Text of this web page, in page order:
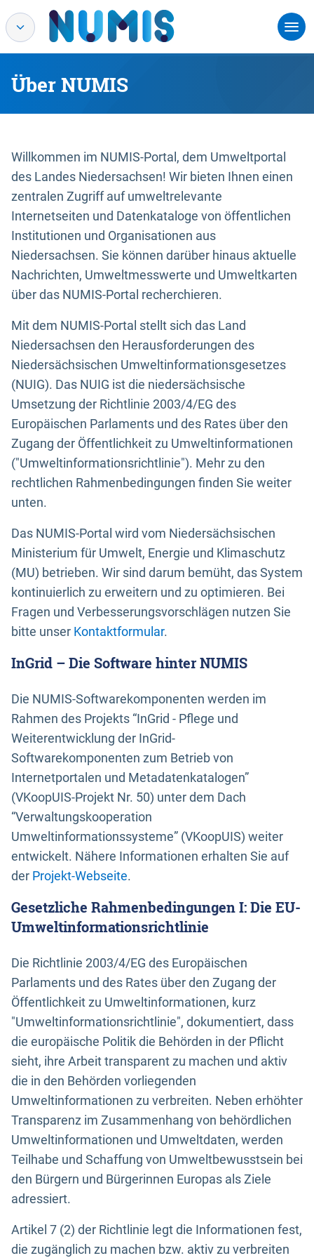
Über NUMIS
Willkommen im NUMIS-Portal, dem Umweltportal
des Landes Niedersachsen! Wir bieten Ihnen einen
zentralen Zugriff auf umweltrelevante
Internetseiten und Datenkataloge von öffentlichen
Institutionen und Organisationen aus
Niedersachsen. Sie können darüber hinaus aktuelle
Nachrichten, Umweltmesswerte und Umweltkarten
über das NUMIS-Portal recherchieren.
Mit dem NUMIS-Portal stellt sich das Land
Niedersachsen den Herausforderungen des
Niedersächsischen Umweltinformationsgesetzes
(NUIG). Das NUIG ist die niedersächsische
Umsetzung der Richtlinie 2003/4/EG des
Europäischen Parlaments und des Rates über den
Zugang der Öffentlichkeit zu Umweltinformationen
("Umweltinformationsrichtlinie"). Mehr zu den
rechtlichen Rahmenbedingungen finden Sie weiter
unten.
Das NUMIS-Portal wird vom Niedersächsischen
Ministerium für Umwelt, Energie und Klimaschutz
(MU) betrieben. Wir sind darum bemüht, das System
kontinuierlich zu erweitern und zu optimieren. Bei
Fragen und Verbesserungsvorschlägen nutzen Sie
bitte unser Kontaktformular.
InGrid – Die Software hinter NUMIS
Die NUMIS-Softwarekomponenten werden im
Rahmen des Projekts “InGrid - Pflege und
Weiterentwicklung der InGrid-
Softwarekomponenten zum Betrieb von
Internetportalen und Metadatenkatalogen”
(VKoopUIS-Projekt Nr. 50) unter dem Dach
“Verwaltungskooperation
Umweltinformationssysteme” (VKoopUIS) weiter
entwickelt. Nähere Informationen erhalten Sie auf
der Projekt-Webseite.
Gesetzliche Rahmenbedingungen I: Die EU-
Umweltinformationsrichtlinie
Die Richtlinie 2003/4/EG des Europäischen
Parlaments und des Rates über den Zugang der
Öffentlichkeit zu Umweltinformationen, kurz
"Umweltinformationsrichtlinie", dokumentiert, dass
die europäische Politik die Behörden in der Pflicht
sieht, ihre Arbeit transparent zu machen und aktiv
die in den Behörden vorliegenden
Umweltinformationen zu verbreiten. Neben erhöhter
Transparenz im Zusammenhang von behördlichen
Umweltinformationen und Umweltdaten, werden
Teilhabe und Schaffung von Umweltbewusstsein bei
den Bürgern und Bürgerinnen Europas als Ziele
adressiert.
Artikel 7 (2) der Richtlinie legt die Informationen fest,
die zugänglich zu machen bzw. aktiv zu verbreiten